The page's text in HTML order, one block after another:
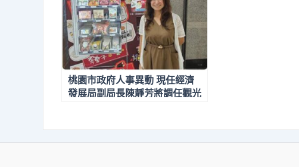
桃園市政府人事異動 現任經濟
發展局副局長陳靜芳將調任觀光